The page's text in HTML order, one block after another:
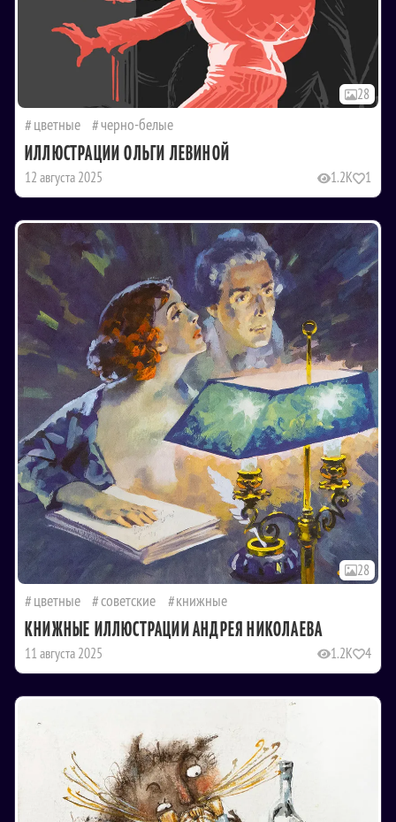
28
цветные черно-белые
ИЛЛЮСТРАЦИИ ОЛЬГИ ЛЕВИНОЙ
12 августа 2025 1.2K 1
28
цветные советские книжные
КНИЖНЫЕ ИЛЛЮСТРАЦИИ АНДРЕЯ НИКОЛАЕВА
11 августа 2025 1.2K 4